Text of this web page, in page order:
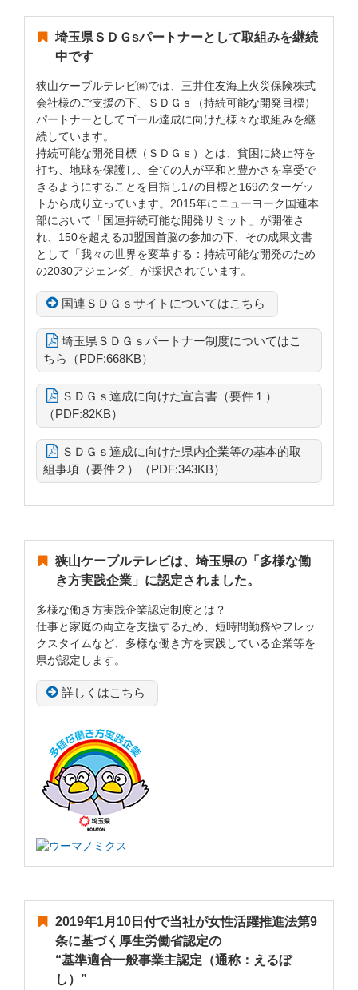
埼玉県ＳＤＧsパートナーとして取組みを継続
中です
狭山ケーブルテレビ㈱では、三井住友海上火災保険株式
会社様のご支援の下、ＳＤＧｓ（持続可能な開発目標）
パートナーとしてゴール達成に向けた様々な取組みを継
続しています。
持続可能な開発目標（ＳＤＧｓ）とは、貧困に終止符を
打ち、地球を保護し、全ての人が平和と豊かさを享受で
きるようにすることを目指し17の目標と169のターゲッ
トから成り立っています。2015年にニューヨーク国連本
部において「国連持続可能な開発サミット」が開催さ
れ、150を超える加盟国首脳の参加の下、その成果文書
として「我々の世界を変革する：持続可能な開発のため
の2030アジェンダ」が採択されています。
国連ＳＤＧｓサイトについてはこちら
埼玉県ＳＤＧｓパートナー制度についてはこ
ちら（PDF:668KB）
ＳＤＧｓ達成に向けた宣言書（要件１）
（PDF:82KB）
ＳＤＧｓ達成に向けた県内企業等の基本的取
組事項（要件２）（PDF:343KB）
狭山ケーブルテレビは、埼玉県の「多様な働
き方実践企業」に認定されました。
多様な働き方実践企業認定制度とは？
仕事と家庭の両立を支援するため、短時間勤務やフレッ
クスタイムなど、多様な働き方を実践している企業等を
県が認定します。
詳しくはこちら
2019年1月10日付で当社が女性活躍推進法第9
条に基づく厚生労働省認定の
“基準適合一般事業主認定（通称：えるぼ
し）”